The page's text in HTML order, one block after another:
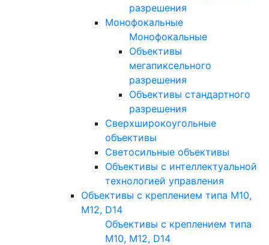
разрешения
Монофокальные
Монофокальные
Объективы
мегапиксельного
разрешения
Объективы стандартного
разрешения
Сверхширокоугольные
объективы
Светосильные объективы
Объективы с интеллектуальной
технологией управления
Объективы с креплением типа M10,
M12, D14
Объективы с креплением типа
M10, M12, D14